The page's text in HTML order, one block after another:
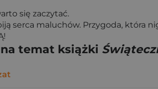
się zaczytać.
serca maluchów. Przygoda, która
temat książki